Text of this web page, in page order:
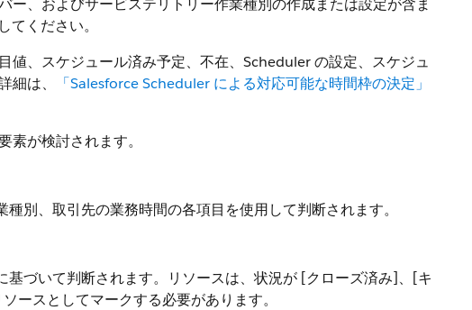
、およびサービステリトリー作業種別の作成または設定が含ま
てください。
値、スケジュール済み予定、不在、Scheduler の設定、スケジュ
細は、
「Salesforce Scheduler による対応可能な時間枠の決定」
素が検討されます。
別、取引先の業務時間の各項目を使用して判断されます。
づいて判断されます。リソースは、状況が [クローズ済み]、[キ
ースとしてマークする必要があります。